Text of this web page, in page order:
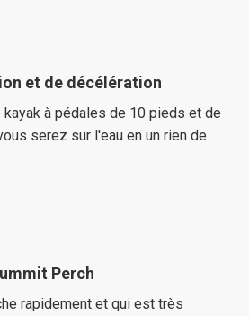
et de décélération
à pédales de 10 pieds et de
serez sur l'eau en un rien de
Perch
rapidement et qui est très